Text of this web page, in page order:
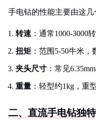
手电钻的性能主要由这几
转速 ：通常1000-3000
扭矩 ：范围5-50牛米
夹头尺寸 ：常见
重量 ：轻型约1kg，重
二、直流手电钻独